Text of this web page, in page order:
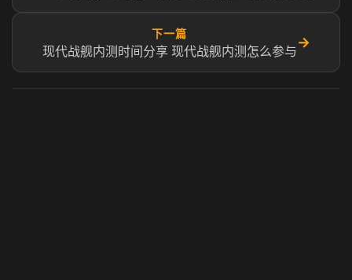
下一篇
现代战舰内测时间分享 现代战舰内测怎么参与
→